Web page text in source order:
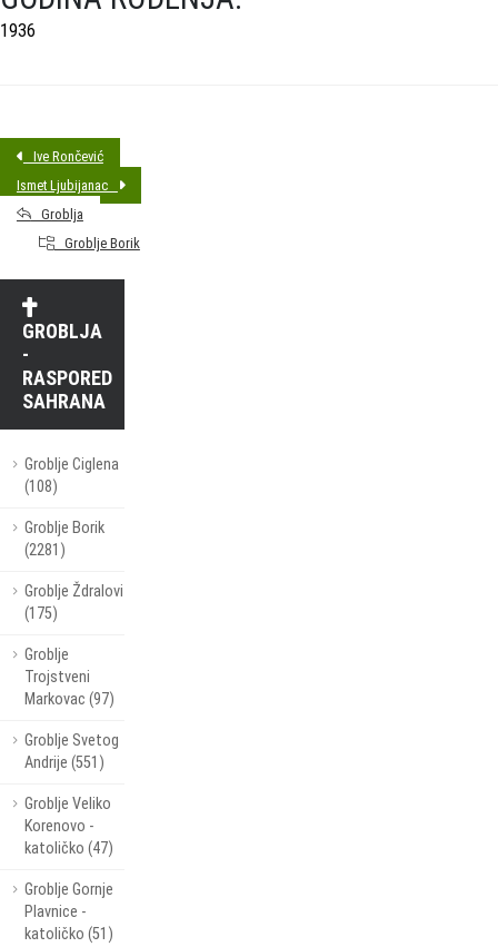
1936
Ive Rončević
Ismet Ljubijanac
Groblja
Groblje Borik
GROBLJA
-
RASPORED
SAHRANA
Groblje Ciglena
(108)
Groblje Borik
(2281)
Groblje Ždralovi
(175)
Groblje
Trojstveni
Markovac (97)
Groblje Svetog
Andrije (551)
Groblje Veliko
Korenovo -
katoličko (47)
Groblje Gornje
Plavnice -
katoličko (51)